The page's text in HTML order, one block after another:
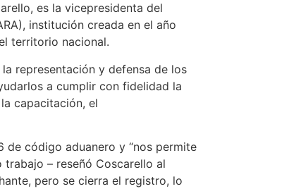
es la vicepresidenta del
institución creada en el año
territorio nacional.
representación y defensa de los
a cumplir con fidelidad la
capacitación, el
código aduanero y “nos permite
– reseñó Coscarello al
pero se cierra el registro, lo